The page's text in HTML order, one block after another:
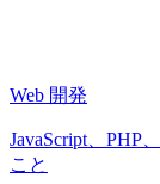
Web 開発
JavaScript、PHP
こと